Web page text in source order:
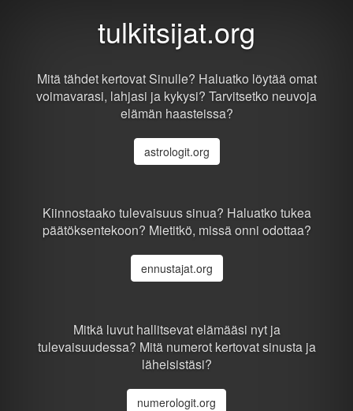
tulkitsijat.org
Mitä tähdet kertovat Sinulle? Haluatko löytää omat
voimavarasi, lahjasi ja kykysi? Tarvitsetko neuvoja
elämän haasteissa?
astrologit.org
Kiinnostaako tulevaisuus sinua? Haluatko tukea
päätöksentekoon? Mietitkö, missä onni odottaa?
ennustajat.org
Mitkä luvut hallitsevat elämääsi nyt ja
tulevaisuudessa? Mitä numerot kertovat sinusta ja
läheisistäsi?
numerologit.org